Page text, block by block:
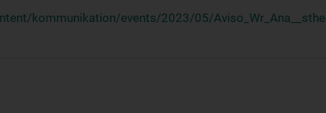
kommunikation/events/2023/05/